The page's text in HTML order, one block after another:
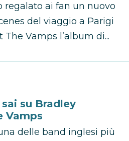
regalato ai fan un nuovo
del viaggio a Parigi
Vamps l’album di...
su Bradley
Vamps
delle band inglesi più